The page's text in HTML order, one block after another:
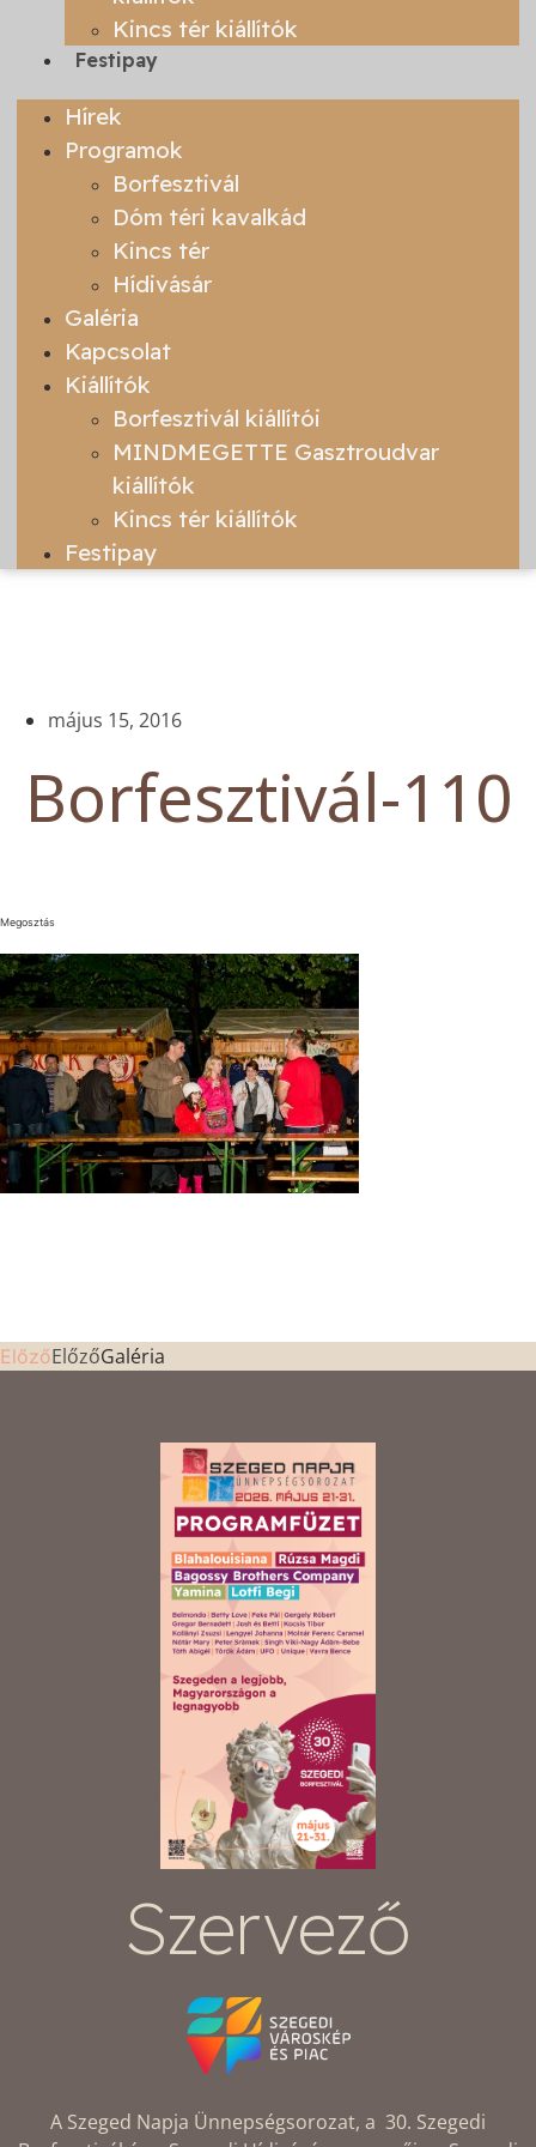
Kincs tér kiállítók
Festipay
Hírek
Programok
Borfesztivál
Dóm téri kavalkád
Kincs tér
Hídivásár
Galéria
Kapcsolat
Kiállítók
Borfesztivál kiállítói
MINDMEGETTE Gasztroudvar
kiállítók
Kincs tér kiállítók
Festipay
május 15, 2016
Borfesztivál-110
Megosztás
ElőzőElőzőGaléria
Szervező
A Szeged Napja Ünnepségsorozat, a 30. Szegedi